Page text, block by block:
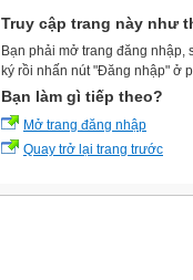
Truy cập trang này như
Bạn phải mở trang đăng nhập,
ký rồi nhấn nút "Đăng nhập" ở
Bạn làm gì tiếp theo?
Mở trang đăng nhập
Quay trở lại trang trước